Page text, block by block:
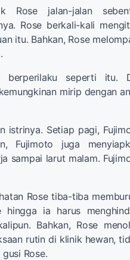
Rose jalan-jalan
Rose berkali-kali
itu. Bahkan, Rose
berperilaku seperti itu.
mirip dengan
istrinya. Setiap pagi,
Fujimoto juga
sampai larut malam.
Rose tiba-tiba
ia harus
Bahkan, Rose
rutin di klinik hewan,
Rose.